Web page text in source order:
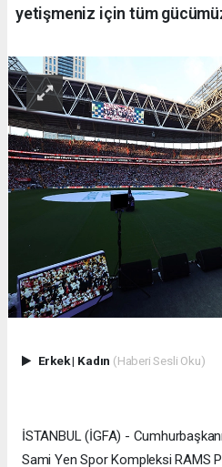
yetişmeniz için tüm
Erkek| Kadın (Haberi Sesli Oku)
İSTANBUL (İGFA) -
Sami Yen Spor Kompleksi RAMS